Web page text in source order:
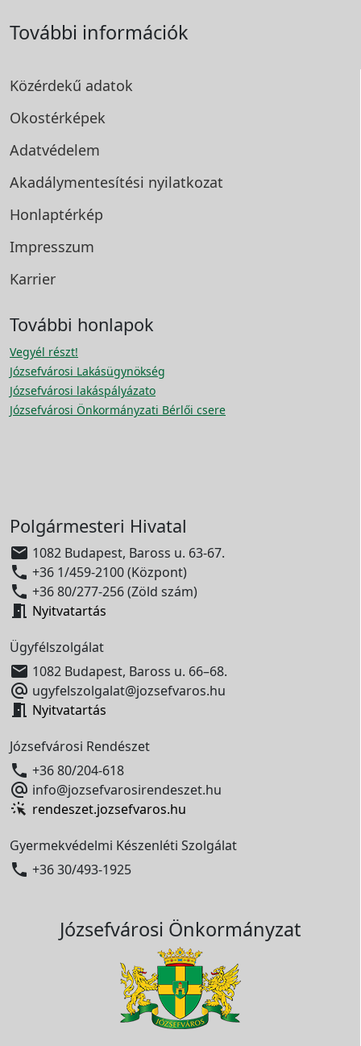
További információk
Közérdekű adatok
Okostérképek
Adatvédelem
Akadálymentesítési nyilatkozat
Honlaptérkép
Impresszum
Karrier
További honlapok
Vegyél részt!
Józsefvárosi Lakásügynökség
Józsefvárosi lakáspályázato
Józsefvárosi Önkormányzati Bérlői csere
Polgármesteri Hivatal
 1082 Budapest, Baross u. 63-67.
 +36 1/459-2100 (Központ)
 +36 80/277-256 (Zöld szám)
 Nyitvatartás
Ügyfélszolgálat
 1082 Budapest, Baross u. 66–68.
 ugyfelszolgalat@jozsefvaros.hu
 Nyitvatartás
Józsefvárosi Rendészet
 +36 80/204-618
 info@jozsefvarosirendeszet.hu
rendeszet.jozsefvaros.hu
Gyermekvédelmi Készenléti Szolgálat
 +36 30/493-1925
Józsefvárosi Önkormányzat